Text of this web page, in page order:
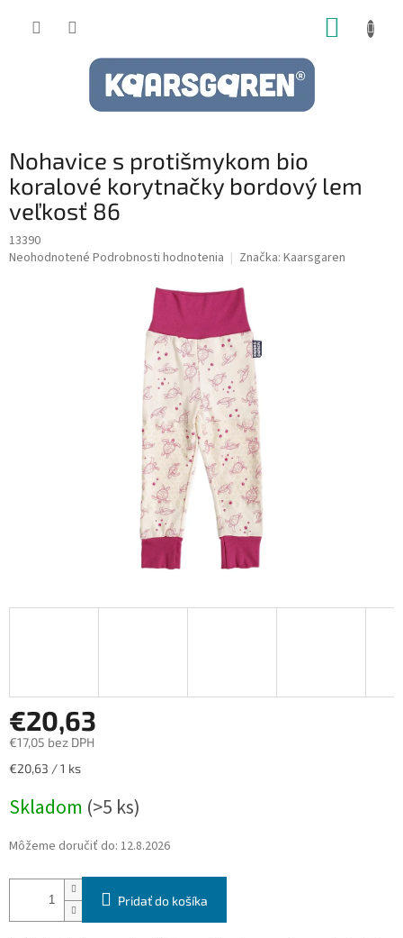
Nohavice s protišmykom bio
koralové korytnačky bordový lem
veľkosť 86
13390
Priemerné
Neohodnotené Podrobnosti hodnotenia Značka: Kaarsgaren
€20,63
€17,05 bez DPH
Jednotková
€20,63 / 1 ks
Skladom (>5 ks)
Môžeme doručiť do: 12.8.2026
Pridať do košíka